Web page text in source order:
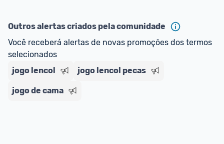
E lembre-se:
comunidade para tirar dúvidas ou acionar os
nossos Admins marcando
comentário ou através do Fale com o Promobit.
Outros alertas criados pela comunidade
Você receberá alertas de novas promoções dos termos
selecionados
jogo lencol
jogo lencol pecas
jogo de cama